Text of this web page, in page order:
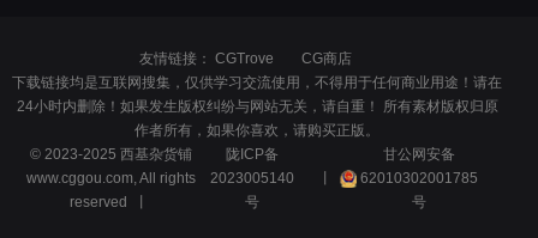
友情链接： CGTrove
CG商店
下载链接均是互联网搜集，仅供学习交流使用，不得用于任何商业用途！请在
24小时内删除！如果发生版权纠纷与网站无关，请自重！ 所有素材版权归原
作者所有，如果你喜欢，请购买正版。
© 2023-2025 西基杂货铺
www.cggou.com, All rights
reserved 丨
陇ICP备
2023005140
号
甘公网安备
62010302001785
号